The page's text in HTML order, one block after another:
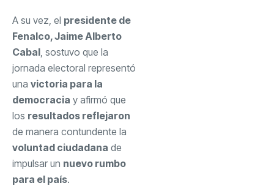
A su vez, el presidente de
Fenalco, Jaime Alberto
Cabal , sostuvo que la
jornada electoral representó
una victoria para la
democracia y afirmó que
los resultados reflejaron
de manera contundente la
voluntad ciudadana de
impulsar un nuevo rumbo
para el país.